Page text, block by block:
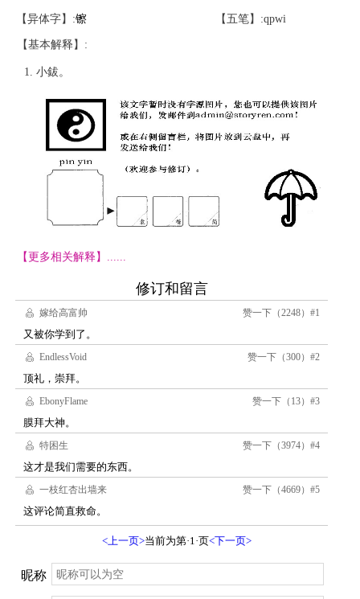
【异体字】:镲 【五笔】:qpwi
【基本解释】:
小鈸。
【更多相关解释】......